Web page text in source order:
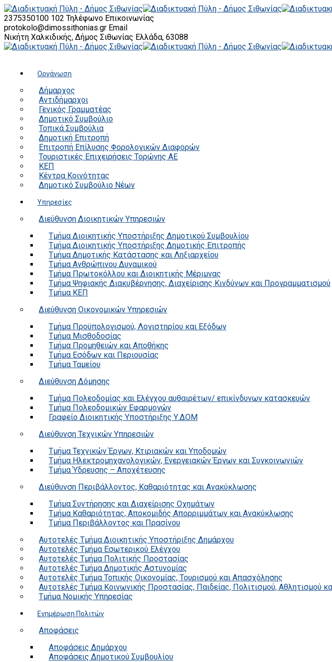
2375350100 102 Τηλέφωνο Επικοινωνίας
protokolo@dimossithonias.gr Email
Νικήτη Χαλκιδικής, Δήμος Σιθωνίας Ελλάδα, 63088
Οργάνωση
Δήμαρχος
Αντιδήμαρχοι
Γενικός Γραμματέας
Δημοτικό Συμβούλιο
Τοπικά Συμβούλια
Δημοτική Επιτροπή
Επιτροπή Επίλυσης Φορολογικών Διαφορών
Τουριστικές Επιχειρήσεις Τορώνης ΑΕ
ΚΕΠ
Κέντρα Κοινότητας
Δημοτικό Συμβούλιο Νέων
Υπηρεσίες
Διεύθυνση Διοικητικών Υπηρεσιών
Τμήμα Διοικητικής Υποστήριξης Δημοτικού Συμβουλίου
Τμήμα Διοικητικής Υποστήριξης Δημοτικής Επιτροπής
Τμήμα Δημοτικής Κατάστασης και Ληξιαρχείου
Τμήμα Ανθρώπινου Δυναμικού
Τμήμα Πρωτοκόλλου και Διοικητικής Μέριμνας
Τμήμα Ψηφιακής Διακυβέρνησης, Διαχείρισης Κινδύνων και Προγραμματισμού
Τμήμα ΚΕΠ
Διεύθυνση Οικονομικών Υπηρεσιών
Τμήμα Προϋπολογισμού, Λογιστηρίου και Εξόδων
Τμήμα Μισθοδοσίας
Τμήμα Προμηθειών και Αποθήκης
Τμήμα Εσόδων και Περιουσίας
Τμήμα Ταμείου
Διεύθυνση Δόμησης
Τμήμα Πολεοδομίας και Ελέγχου αυθαιρέτων/ επικίνδυνων κατασκευών
Τμήμα Πολεοδομικών Εφαρμογών
Γραφείο Διοικητικής Υποστήριξης Υ.ΔΟΜ
Διεύθυνση Τεχνικών Υπηρεσιών
Τμήμα Τεχνικών Έργων, Κτιριακών και Υποδομών
Τμήμα Ηλεκτρομηχανολογικών, Ενεργειακών Έργων και Συγκοινωνιών
Τμήμα Ύδρευσης – Αποχέτευσης
Διεύθυνση Περιβάλλοντος, Καθαριότητας και Ανακύκλωσης
Τμήμα Συντήρησης και Διαχείρισης Οχημάτων
Τμήμα Καθαριότητας, Αποκομιδής Απορριμμάτων και Ανακύκλωσης
Τμήμα Περιβάλλοντος και Πρασίνου
Αυτοτελές Τμήμα Διοικητικής Υποστήριξης Δημάρχου
Αυτοτελές Τμήμα Εσωτερικού Ελέγχου
Αυτοτελές Τμήμα Πολιτικής Προστασίας
Αυτοτελές Τμήμα Δημοτικής Αστυνομίας
Αυτοτελές Τμήμα Τοπικής Οικονομίας, Τουρισμού και Απασχόλησης
Αυτοτελές Τμήμα Κοινωνικής Προστασίας, Παιδείας, Πολιτισμού, Αθλητισμού
Τμήμα Νομικής Υπηρεσίας
Ενημέρωση Πολιτών
Αποφάσεις
Αποφάσεις Δημάρχου
Αποφάσεις Δημοτικού Συμβουλίου